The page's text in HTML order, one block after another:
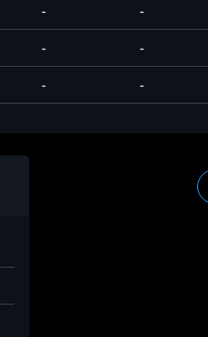
- -
- -
- -